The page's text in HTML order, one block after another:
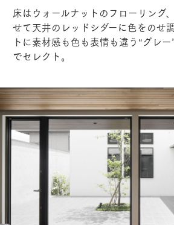
床はウォールナットのフローリング
せて天井のレッドシダーに色をのせ
トに素材感も色も表情も違う“グレ
でセレクト。